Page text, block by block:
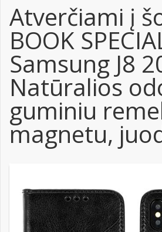
Atverčiami į
BOOK
Samsung J8
Natūralios
guminiu
magnetu,